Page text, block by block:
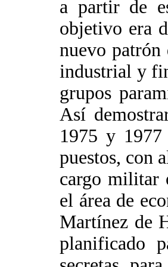
a partir de
objetivo era
nuevo patrón
industrial y
grupos
Así
1975 y 1977
puestos, con
cargo militar
el área de
Martínez de
planificado